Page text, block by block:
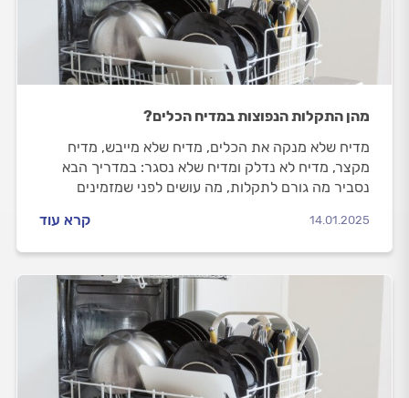
מהן התקלות הנפוצות במדיח הכלים?
מדיח שלא מנקה את הכלים, מדיח שלא מייבש, מדיח
מקצר, מדיח לא נדלק ומדיח שלא נסגר: במדריך הבא
נסביר מה גורם לתקלות, מה עושים לפני שמזמינים
14.01.2025 קרא עוד